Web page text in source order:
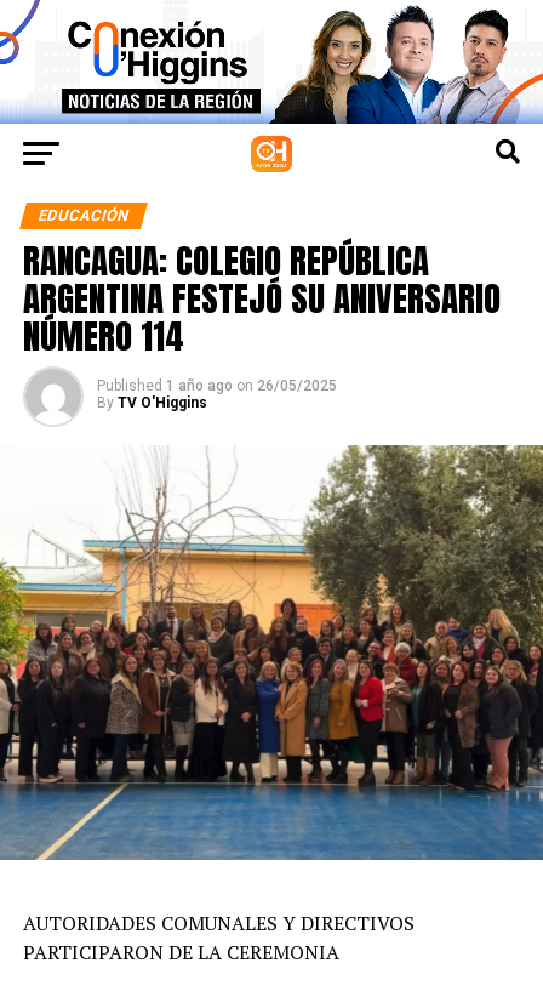
EDUCACIÓN
RANCAGUA: COLEGIO REPÚBLICA
ARGENTINA FESTEJÓ SU ANIVERSARIO
NÚMERO 114
Published 1 año ago on 26/05/2025
By TV O'Higgins
AUTORIDADES COMUNALES Y DIRECTIVOS
PARTICIPARON DE LA CEREMONIA